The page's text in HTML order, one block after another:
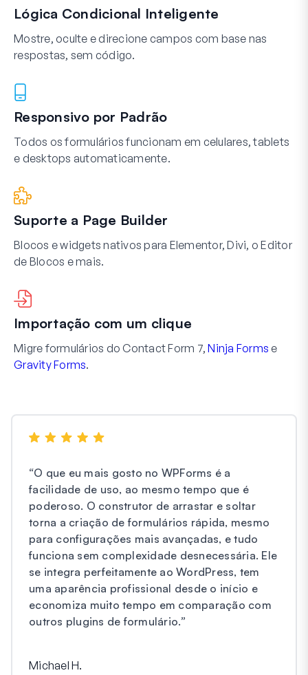
Lógica Condicional Inteligente
Mostre, oculte e direcione campos com base nas
respostas, sem código.
Responsivo por Padrão
Todos os formulários funcionam em celulares, tablets
e desktops automaticamente.
Suporte a Page Builder
Blocos e widgets nativos para Elementor, Divi, o Editor
de Blocos e mais.
Importação com um clique
Migre formulários do Contact Form 7,Ninja Forms e
Gravity Forms.
“O que eu mais gosto no WPForms é a
facilidade de uso, ao mesmo tempo que é
poderoso. O construtor de arrastar e soltar
torna a criação de formulários rápida, mesmo
para configurações mais avançadas, e tudo
funciona sem complexidade desnecessária. Ele
se integra perfeitamente ao WordPress, tem
uma aparência profissional desde o início e
economiza muito tempo em comparação com
outros plugins de formulário.”
Michael H.